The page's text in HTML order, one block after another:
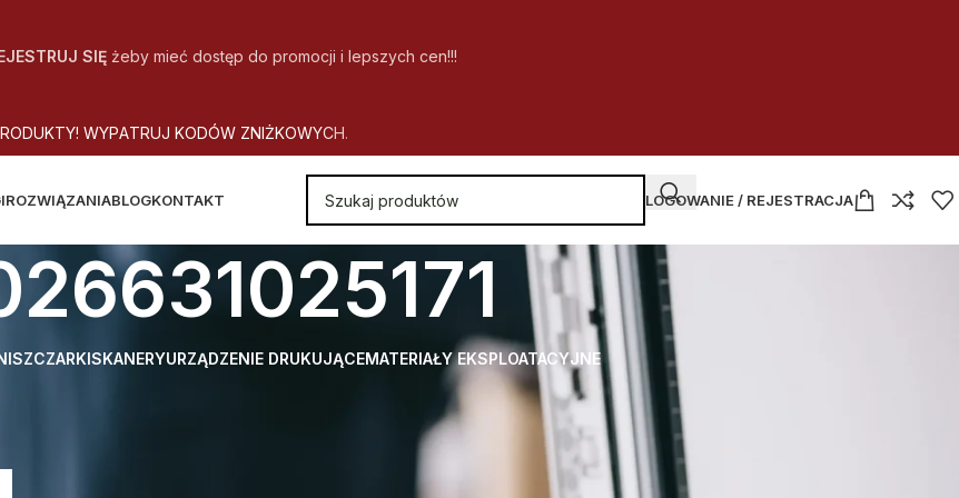
SIĘżeby mieć dostęp do promocji i lepszych cen!!!
RODUKTY! WYPATRUJ KODÓW ZNIŻKOWYCH.
ROZWIĄZANIABLOGKONTAKT LOGOWANIE / REJESTRACJA
SKANERYURZĄDZENIE DRUKUJĄCEMATERIAŁY EKSPLOATACYJNE